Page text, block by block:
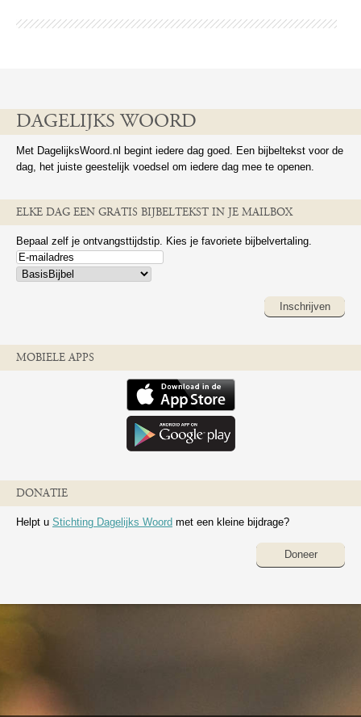
DAGELIJKS WOORD
Met DagelijksWoord.nl begint iedere dag goed. Een bijbeltekst voor de
dag, het juiste geestelijk voedsel om iedere dag mee te openen.
ELKE DAG EEN GRATIS BIJBELTEKST IN JE MAILBOX
Bepaal zelf je ontvangsttijdstip. Kies je favoriete bijbelvertaling.
Inschrijven
MOBIELE APPS
DONATIE
Helpt u Stichting Dagelijks Woord met een kleine bijdrage?
Doneer